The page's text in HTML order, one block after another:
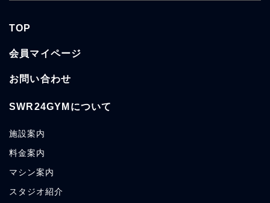
TOP
会員マイページ
お問い合わせ
SWR24GYMについて
施設案内
料金案内
マシン案内
スタジオ紹介